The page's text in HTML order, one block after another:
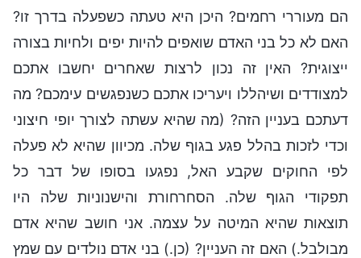
הם מעוררי רחמים? היכן היא טעתה כשפעלה בדרך זו?
האם לא כל בני האדם שואפים להיות יפים ולחיות בצורה
ייצוגית? האין זה נכון לרצות שאחרים יחשבו אתכם
למצודדים ושיהללו ויעריכו אתכם כשנפגשים עימכם? מה
דעתכם בעניין הזה? (מה שהיא עשתה לצורך יופי חיצוני
וכדי לזכות בהלל פגע בגוף שלה. מכיוון שהיא לא פעלה
לפי החוקים שקבע האל, נפגעו בסופו של דבר כל
תפקודי הגוף שלה. הסחרחורת והישנוניות שלה היו
תוצאות שהיא המיטה על עצמה. אני חושב שהיא אדם
מבולבל.) האם זה העניין? (כן.) בני אדם נולדים עם שמץ